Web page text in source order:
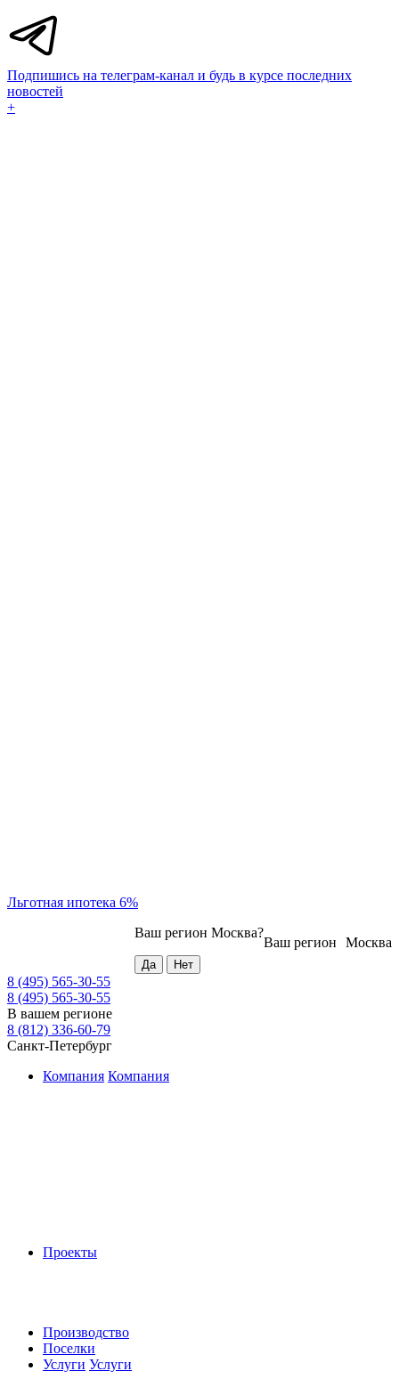
Подпишись на телеграм-канал и будь в курсе последних
новостей
+
Льготная ипотека 6%
Москва
Ваш регион
Ваш регион Москва?
8 (495) 565-30-55
8 (495) 565-30-55
В вашем регионе
8 (812) 336-60-79
Санкт-Петербург
Компания Компания
Проекты
Производство
Поселки
Услуги Услуги